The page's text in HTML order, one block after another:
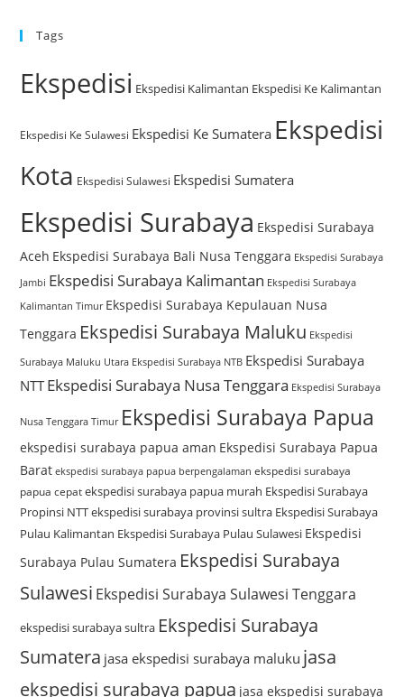
Tags
Ekspedisi Ekspedisi Kalimantan Ekspedisi Ke Kalimantan
Ekspedisi Ke Sulawesi Ekspedisi Ke Sumatera Ekspedisi
Kota Ekspedisi Sulawesi Ekspedisi Sumatera
Ekspedisi Surabaya Ekspedisi Surabaya
Aceh Ekspedisi Surabaya Bali Nusa Tenggara Ekspedisi Surabaya
Jambi Ekspedisi Surabaya Kalimantan Ekspedisi Surabaya
Kalimantan Timur Ekspedisi Surabaya Kepulauan Nusa
Tenggara Ekspedisi Surabaya Maluku Ekspedisi
Surabaya Maluku Utara Ekspedisi Surabaya NTB Ekspedisi Surabaya
NTTEkspedisi Surabaya Nusa Tenggara Ekspedisi Surabaya
Nusa Tenggara Timur Ekspedisi Surabaya Papua
ekspedisi surabaya papua aman Ekspedisi Surabaya Papua
Barat ekspedisi surabaya papua berpengalaman ekspedisi surabaya
papua cepat ekspedisi surabaya papua murah Ekspedisi Surabaya
Propinsi NTTekspedisi surabaya provinsi sultra Ekspedisi Surabaya
Pulau Kalimantan Ekspedisi Surabaya Pulau Sulawesi Ekspedisi
Surabaya Pulau Sumatera Ekspedisi Surabaya
Sulawesi Ekspedisi Surabaya Sulawesi Tenggara
ekspedisi surabaya sultra Ekspedisi Surabaya
Sumatera jasa ekspedisi surabaya maluku jasa
ekspedisi surabaya papua jasa ekspedisi surabaya